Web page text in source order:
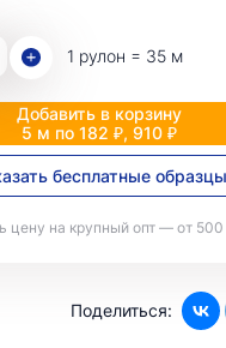
1 рулон = 35 м
Добавить в корзину
5 м по 182 ₽, 910 ₽
бесплатные образцы
цену на крупный опт — от
Поделиться: